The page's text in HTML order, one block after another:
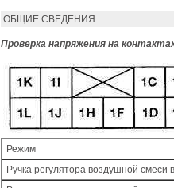
ОБЩИЕ СВЕДЕНИЯ
Проверка напряжения на
Режим
Ручка регулятора воздушной